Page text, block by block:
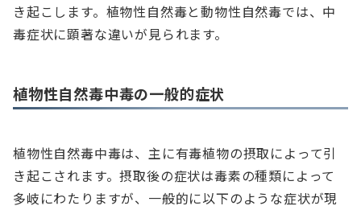
き起こします。植物性自然毒と動物性自然毒では、中
毒症状に顕著な違いが見られます。
植物性自然毒中毒の一般的症状
植物性自然毒中毒は、主に有毒植物の摂取によって引
き起こされます。摂取後の症状は毒素の種類によって
多岐にわたりますが、一般的に以下のような症状が現